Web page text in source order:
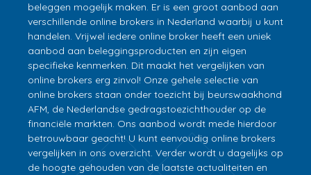
beleggen mogelijk maken. Er is een groot aanbod aan
verschillende online brokers in Nederland waarbij u kunt
handelen. Vrijwel iedere online broker heeft een uniek
aanbod aan beleggingsproducten en zijn eigen
specifieke kenmerken. Dit maakt het vergelijken van
online brokers erg zinvol! Onze gehele selectie van
online brokers staan onder toezicht bij beurswaakhond
AFM, de Nederlandse gedragstoezichthouder op de
financiële markten. Ons aanbod wordt mede hierdoor
betrouwbaar geacht! U kunt eenvoudig online brokers
vergelijken in ons overzicht. Verder wordt u dagelijks op
de hoogte gehouden van de laatste actualiteiten en